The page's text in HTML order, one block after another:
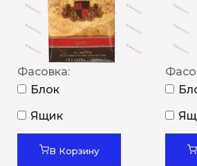
Фасовка:
Блок
Ящик
В Корзину